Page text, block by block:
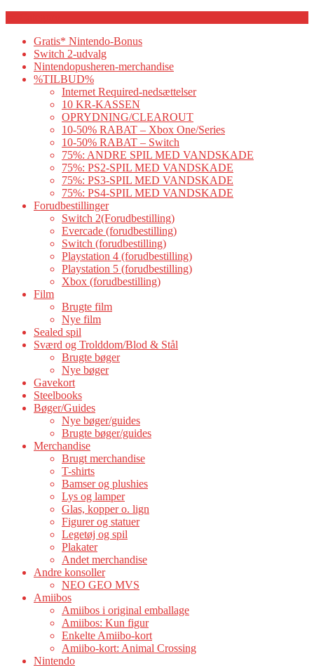
Gratis* Nintendo-Bonus
Switch 2-udvalg
Nintendopusheren-merchandise
%TILBUD%
Internet Required-nedsættelser
10 KR-KASSEN
OPRYDNING/CLEAROUT
10-50% RABAT – Xbox One/Series
10-50% RABAT – Switch
75%: ANDRE SPIL MED VANDSKADE
75%: PS2-SPIL MED VANDSKADE
75%: PS3-SPIL MED VANDSKADE
75%: PS4-SPIL MED VANDSKADE
Forudbestillinger
Switch 2(Forudbestilling)
Evercade (forudbestilling)
Switch (forudbestilling)
Playstation 4 (forudbestilling)
Playstation 5 (forudbestilling)
Xbox (forudbestilling)
Film
Brugte film
Nye film
Sealed spil
Sværd og Trolddom/Blod & Stål
Brugte bøger
Nye bøger
Gavekort
Steelbooks
Bøger/Guides
Nye bøger/guides
Brugte bøger/guides
Merchandise
Brugt merchandise
T-shirts
Bamser og plushies
Lys og lamper
Glas, kopper o. lign
Figurer og statuer
Legetøj og spil
Plakater
Andet merchandise
Andre konsoller
NEO GEO MVS
Amiibos
Amiibos i original emballage
Amiibos: Kun figur
Enkelte Amiibo-kort
Amiibo-kort: Animal Crossing
Nintendo